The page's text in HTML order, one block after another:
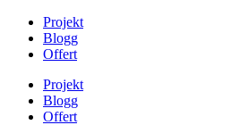
Projekt
Blogg
Offert
Projekt
Blogg
Offert